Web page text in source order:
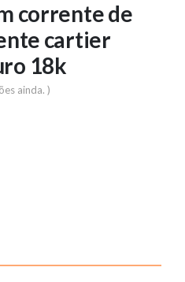
corrente de
cartier
18k
ainda. )